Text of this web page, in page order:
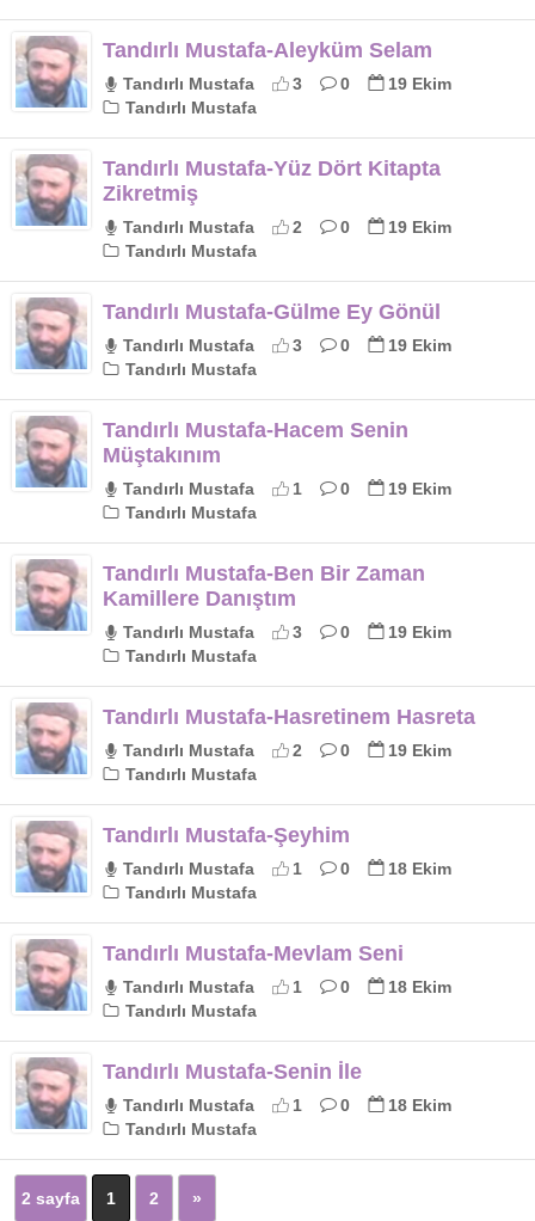
Tandırlı Mustafa-Aleyküm Selam
Tandırlı Mustafa 3 0
19 Ekim
Tandırlı Mustafa
Tandırlı Mustafa-Yüz Dört Kitapta
Zikretmiş
Tandırlı Mustafa 2 0
19 Ekim
Tandırlı Mustafa
Tandırlı Mustafa-Gülme Ey Gönül
Tandırlı Mustafa 3 0
19 Ekim
Tandırlı Mustafa
Tandırlı Mustafa-Hacem Senin
Müştakınım
Tandırlı Mustafa 1 0
19 Ekim
Tandırlı Mustafa
Tandırlı Mustafa-Ben Bir Zaman
Kamillere Danıştım
Tandırlı Mustafa 3 0
19 Ekim
Tandırlı Mustafa
Tandırlı Mustafa-Hasretinem Hasreta
Tandırlı Mustafa 2 0
19 Ekim
Tandırlı Mustafa
Tandırlı Mustafa-Şeyhim
Tandırlı Mustafa 1 0
18 Ekim
Tandırlı Mustafa
Tandırlı Mustafa-Mevlam Seni
Tandırlı Mustafa 1 0
18 Ekim
Tandırlı Mustafa
Tandırlı Mustafa-Senin İle
Tandırlı Mustafa 1 0
18 Ekim
Tandırlı Mustafa
2 sayfa 1 2 »